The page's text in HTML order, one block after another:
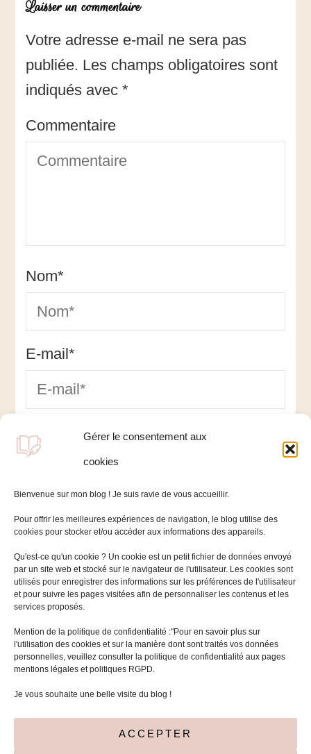
Gérer le consentement aux
cookies
Bienvenue sur mon blog ! Je suis ravie de vous accueillir.
Pour offrir les meilleures expériences de navigation, le blog utilise des
cookies pour stocker et/ou accéder aux informations des appareils.
Qu'est-ce qu'un cookie ? Un cookie est un petit fichier de données envoyé
par un site web et stocké sur le navigateur de l'utilisateur. Les cookies sont
utilisés pour enregistrer des informations sur les préférences de l'utilisateur
et pour suivre les pages visitées afin de personnaliser les contenus et les
services proposés.
Mention de la politique de confidentialité :"Pour en savoir plus sur
l'utilisation des cookies et sur la manière dont sont traités vos données
personnelles, veuillez consulter la politique de confidentialité aux pages
mentions légales et politiques RGPD.
Je vous souhaite une belle visite du blog !
ACCEPTER
Laisser un commentaire
Votre adresse e-mail ne sera pas
publiée. Les champs obligatoires sont
indiqués avec*
Commentaire
Nom*
E-mail*
Site web
Politique de cookies (UE)